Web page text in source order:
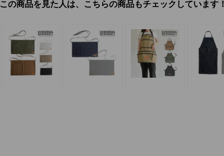
この商品を見た人は、こちらの商品もチェックしています